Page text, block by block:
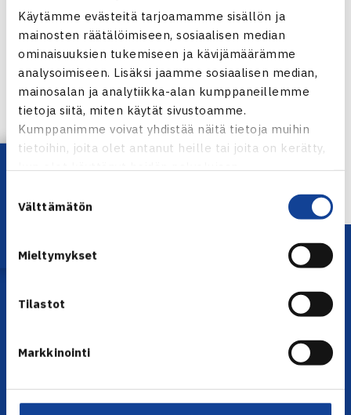
Käytämme evästeitä tarjoamamme sisällön ja
mainosten räätälöimiseen, sosiaalisen median
ominaisuuksien tukemiseen ja kävijämäärämme
analysoimiseen. Lisäksi jaamme sosiaalisen median,
mainosalan ja analytiikka-alan kumppaneillemme
tietoja siitä, miten käytät sivustoamme.
Kumppanimme voivat yhdistää näitä tietoja muihin
tietoihin, joita olet antanut heille tai joita on kerätty,
valinta
Välttämätön
Mieltymykset
Tilastot
Markkinointi
Lataa OmaTennis!